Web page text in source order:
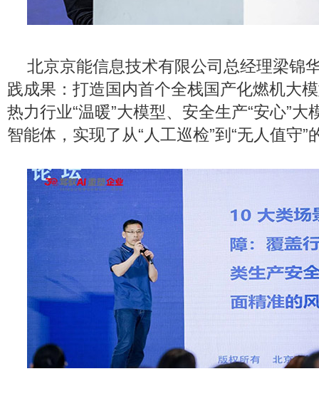
北京京能信息技术有限公司总经理梁锦
践成果：打造国内首个全栈国产化燃机大
热力行业“温暖”大模型、安全生产“安心”
智能体，实现了从“人工巡检”到“无人值守”